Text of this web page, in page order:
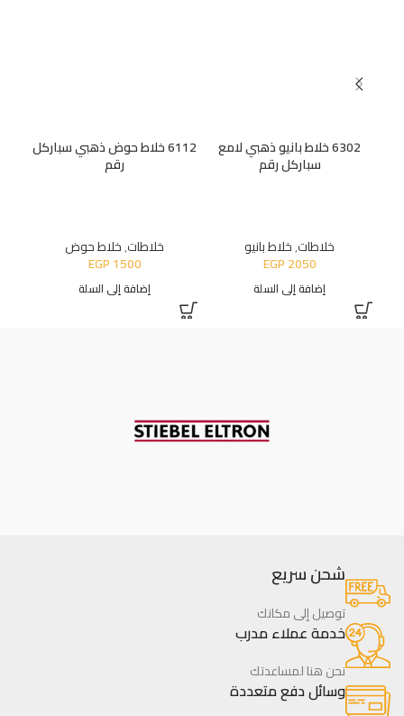
6302 خلاط بانيو ذهبي لامع
سباركل رقم
خلاطات,خلاط بانيو
EGP2050
إضافة إلى السلة
6112 خلاط حوض ذهبي سباركل
رقم
خلاطات,خلاط حوض
EGP1500
إضافة إلى السلة
شحن سريع
توصيل إلى مكانك
خدمة عملاء مدرب
نحن هنا لمساعدتك
وسائل دفع متعددة